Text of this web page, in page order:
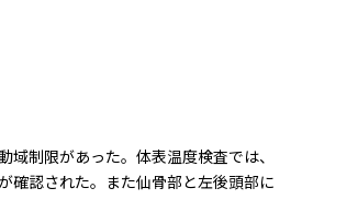
域制限があった。体表温度検査では、
確認された。また仙骨部と左後頭部に